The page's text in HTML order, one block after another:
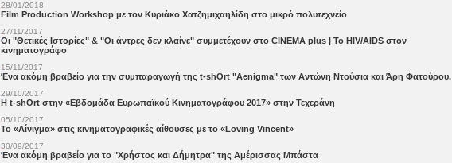
28/01/2018
Film Production Workshop με τον Κυριάκο Χατζημιχαηλίδη στο μικρό πολυτεχνείο
27/11/2017
Οι "Θετικές Ιστορίες" & "Οι άντρες δεν κλαίνε" συμμετέχουν στο CINEMA plus | Το ΗIV/AIDS στον
κινηματογράφο
15/11/2017
Ένα ακόμη βραβείο για την συμπαραγωγή της t-shOrt "Aenigma" των Αντώνη Ντούσια και Άρη Φατούρου.
29/10/2017
Η t-shOrt στην «Εβδομάδα Ευρωπαϊκού Κινηματογράφου 2017» στην Τεχεράνη
05/10/2017
To «Αίνιγμα» στις κινηματογραφικές αίθουσες με το «Loving Vincent»
30/09/2017
Ένα ακόμη βραβείο για το "Χρήστος και Δήμητρα" της Αμέρισσας Μπάστα